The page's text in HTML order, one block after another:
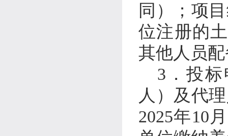
同）；项
位注册的
其他人员
3 ．投
人）及代
2025年10 月